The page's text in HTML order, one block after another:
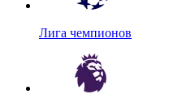
Лига чемпионов